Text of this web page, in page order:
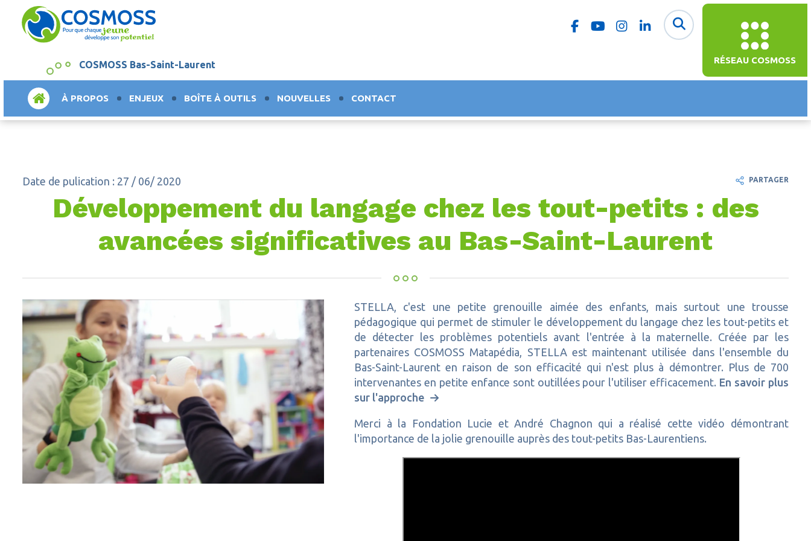
RÉSEAU COSMOSS
COSMOSS Bas-Saint-Laurent
ACCUEILÀ PROPOS ENJEUX BOÎTE À OUTILS NOUVELLES CONTACT
Date de pulication : 27 / 06/ 2020
Développement du langage chez les tout-petits : des
avancées significatives au Bas-Saint-Laurent
STELLA, c'est une petite grenouille aimée des enfants, mais surtout une trousse
pédagogique qui permet de stimuler le développement du langage chez les tout-petits et
de détecter les problèmes potentiels avant l'entrée à la maternelle. Créée par les
partenaires COSMOSS Matapédia, STELLA est maintenant utilisée dans l'ensemble du
Bas-Saint-Laurent en raison de son efficacité qui n'est plus à démontrer. Plus de 700
intervenantes en petite enfance sont outillées pour l'utiliser efficacement. En savoir plus
sur l'approche
Merci à la Fondation Lucie et André Chagnon qui a réalisé cette vidéo démontrant
l'importance de la jolie grenouille auprès des tout-petits Bas-Laurentiens.
PARTAGER